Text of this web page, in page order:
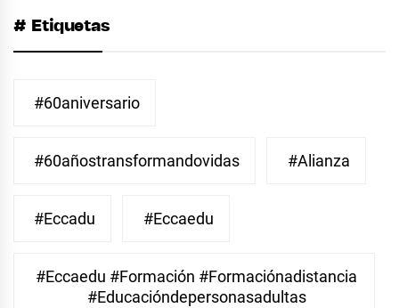
# Etiquetas
#60aniversario
#60añostransformandovidas #Alianza
#eccadu #eccaedu
#eccaedu #formación #formaciónadistancia
#educacióndepersonasadultas